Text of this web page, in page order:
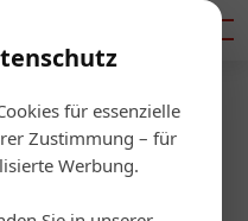
für essenzielle
Zustimmung – für
Werbung.
& Hotel
liebsten in